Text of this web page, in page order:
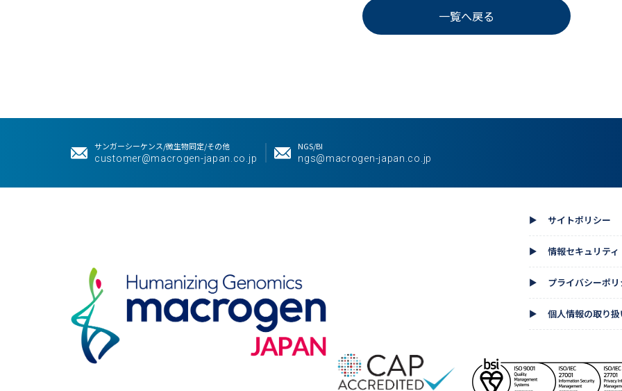
一覧へ戻る
サンガーシーケンス/微生物同定/その他
customer@macrogen-japan.co.jp
NGS/BI
ngs@macrogen-japan.co.jp
▲ サイトポリシー
▲ 情報セキュリティ
▲ プライバシーポ
▲ 個人情報の取り